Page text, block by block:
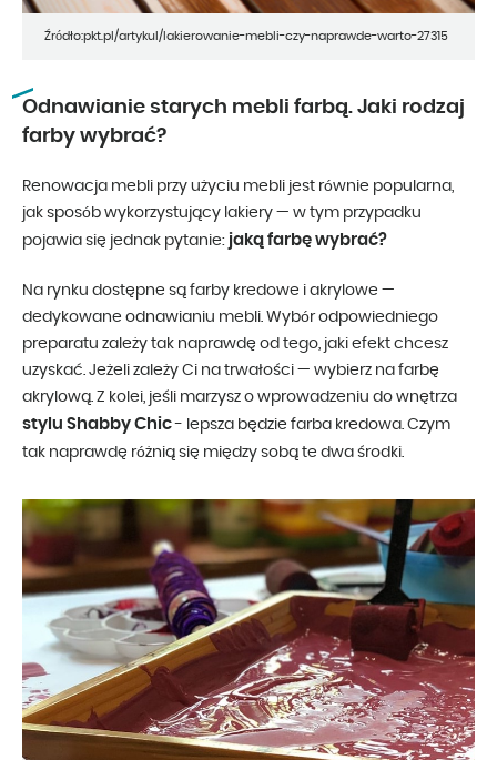
Źródło:pkt.pl/artykul/lakierowanie-mebli-czy-naprawde-warto-27315
Odnawianie starych mebli farbą. Jaki rodzaj
farby wybrać?
Renowacja mebli przy użyciu mebli jest równie popularna,
jak sposób wykorzystujący lakiery — w tym przypadku
pojawia się jednak pytanie: jaką farbę wybrać?
Na rynku dostępne są farby kredowe i akrylowe —
dedykowane odnawianiu mebli. Wybór odpowiedniego
preparatu zależy tak naprawdę od tego, jaki efekt chcesz
uzyskać. Jeżeli zależy Ci na trwałości — wybierz na farbę
akrylową. Z kolei, jeśli marzysz o wprowadzeniu do wnętrza
stylu Shabby Chic- lepsza będzie farba kredowa. Czym
tak naprawdę różnią się między sobą te dwa środki.